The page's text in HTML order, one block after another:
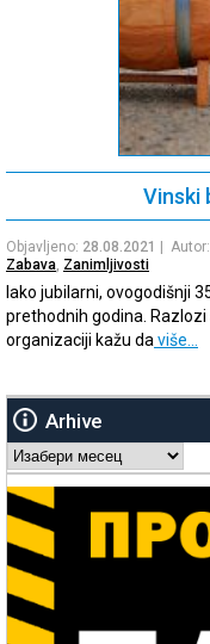
Vinski
Objavljeno: 28.08.2021 | Autor:
Zabava, Zanimljivosti
Iako jubilarni, ovogodišnji
prethodnih godina.
organizaciji kažu daviše…
Arhive
Arhive